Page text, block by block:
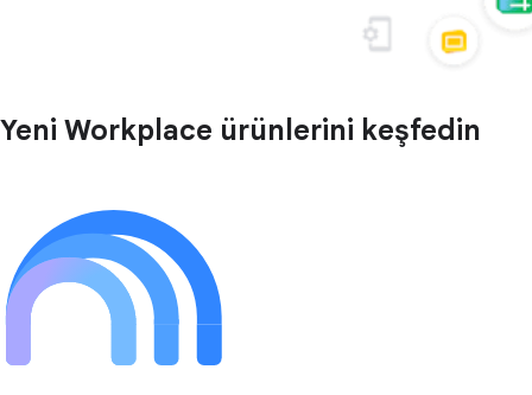
Yeni Workplace ürünlerini keşfedin